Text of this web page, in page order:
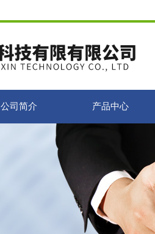
公司简介 产品中心